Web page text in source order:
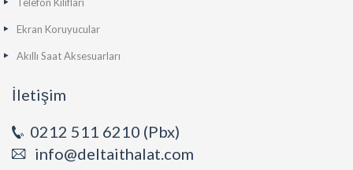
Ekran Koruyucular
Akıllı Saat Aksesuarları
İletişim
0212 511 6210 (Pbx)
info@deltaithalat.com